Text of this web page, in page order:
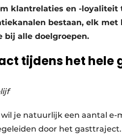
klantrelaties en -
bestaan, elk
bij alle doelgroepen.
tijdens het hele
je natuurlijk een aantal
door het